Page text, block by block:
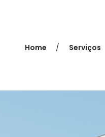
Home Serviços